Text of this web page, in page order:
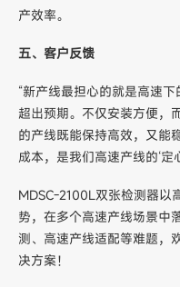
产效率。
五、客户反馈
“新产线最担心的就是高速
超出预期。不仅安装方便，
的产线既能保持高效，又能
成本，是我们高速产线的‘
MDSC-2100L双张检测器以
势，在多个高速产线场景中
测、高速产线适配等难题，
决方案！